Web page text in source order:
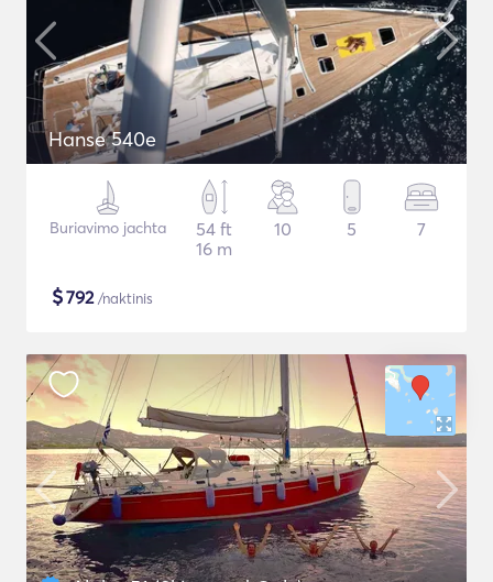
Hanse 540e
Buriavimo jachta
54 ft
16 m
10 5 7
$792/naktinis